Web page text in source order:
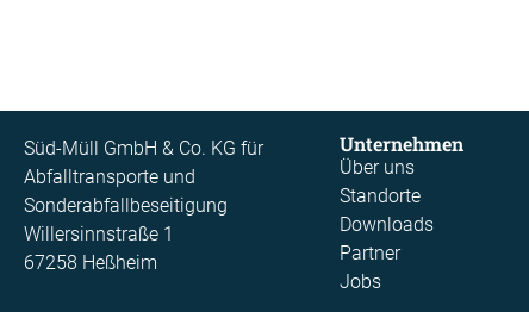
Süd-Müll GmbH & Co. KG für
Abfalltransporte und
Sonderabfallbeseitigung
Willersinnstraße 1
67258 Heßheim
Unternehmen
Über uns
Standorte
Downloads
Partner
Jobs